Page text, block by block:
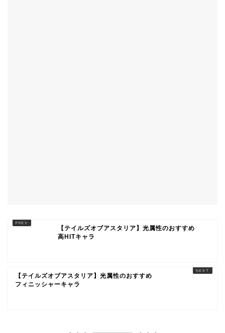
【テイルズオブアスタリア】光属性のおすすめ
高HITキャラ
【テイルズオブアスタリア】光属性のおすすめ
フィニッシャーキャラ